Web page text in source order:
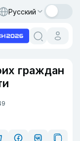
Русский
граждан